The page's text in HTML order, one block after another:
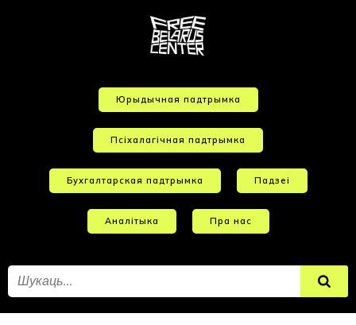
Юрыдычная падтрымка
Псіхалагічная падтрымка
Бухгалтарская падтрымка Падзеі
Аналітыка Пра нас